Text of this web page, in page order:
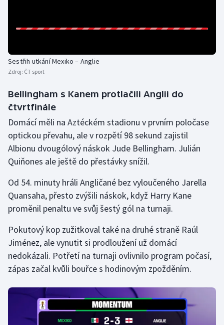
Sestřih utkání Mexiko – Anglie
Zdroj: ČT sport
Bellingham s Kanem protlačili Anglii do
čtvrtfinále
Domácí měli na Aztéckém stadionu v prvním poločase
optickou převahu, ale v rozpětí 98 sekund zajistil
Albionu dvougólový náskok Jude Bellingham. Julián
Quiňones ale ještě do přestávky snížil.
Od 54. minuty hráli Angličané bez vyloučeného Jarella
Quansaha, přesto zvýšili náskok, když Harry Kane
proměnil penaltu ve svůj šestý gól na turnaji.
Pokutový kop zužitkoval také na druhé straně Raúl
Jiménez, ale vynutit si prodloužení už domácí
nedokázali. Potřetí na turnaji ovlivnilo program počasí,
zápas začal kvůli bouřce s hodinovým zpožděním.